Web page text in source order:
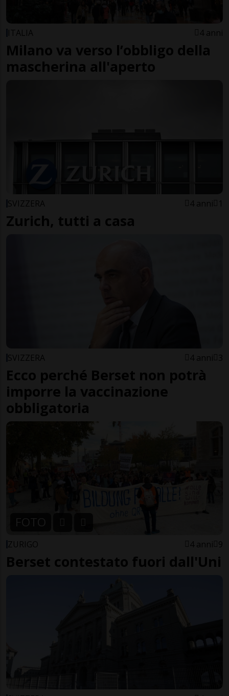
ITALIA 4 anni
Milano va verso l’obbligo della
mascherina all'aperto
SVIZZERA 4 anni 1
Zurich, tutti a casa
SVIZZERA 4 anni 3
Ecco perché Berset non potrà
imporre la vaccinazione
obbligatoria
FOTO
ZURIGO 4 anni 9
Berset contestato fuori dall'Uni